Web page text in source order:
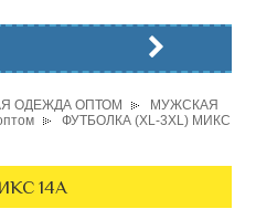
ОДЕЖДА ОПТОМ
МУЖСКАЯ
ФУТБОЛКА (XL-3XL) МИКС
14A